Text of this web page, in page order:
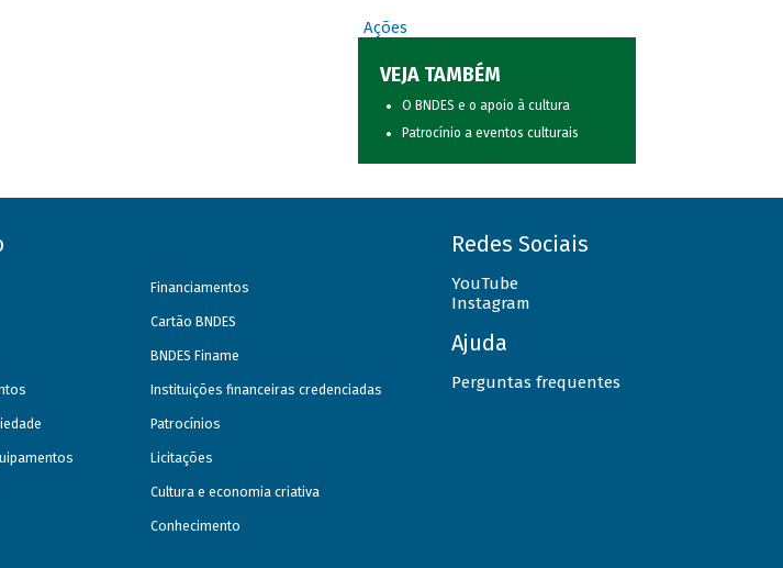
Ações
VEJA TAMBÉM
O BNDES e o apoio à cultura
Patrocínio a eventos culturais
Financiamentos
Cartão BNDES
BNDES Finame
Instituições financeiras credenciadas
Patrocínios
Licitações
Cultura e economia criativa
Conhecimento
Redes Sociais
YouTube
Instagram
Ajuda
Perguntas frequentes